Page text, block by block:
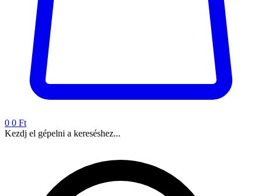
0 0 Ft
Kezdj el gépelni a kereséshez...